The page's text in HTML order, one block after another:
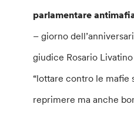
parlamentare
– giorno
giudice Rosario
“lottare contro le mafie
reprimere ma anche